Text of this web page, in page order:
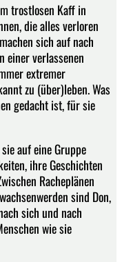
trostlosen Kaff in
die alles verloren
sich auf nach
einer verlassenen
extremer
zu (über)leben. Was
gedacht ist, für sie
auf eine Gruppe
ihre Geschichten
Racheplänen
sind Don,
sich und nach
wie sie